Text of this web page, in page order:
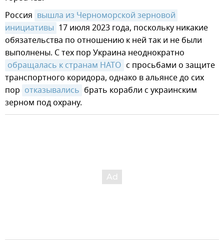
Россия вышла из Черноморской зерновой
инициативы 17 июля 2023 года, поскольку никакие
обязательства по отношению к ней так и не были
выполнены. С тех пор Украина неоднократно
обращалась к странам НАТО с просьбами о защите
транспортного коридора, однако в альянсе до сих
пор отказывались брать корабли с украинским
зерном под охрану.